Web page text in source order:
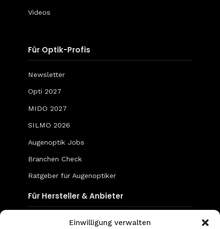
Einwilligung verwalten
Videos
Für Optik-Profis
Newsletter
Opti 2027
MIDO 2027
SILMO 2026
Augenoptik Jobs
Branchen Check
Ratgeber für Augenoptiker
Für Hersteller & Anbieter
Content & Social Media